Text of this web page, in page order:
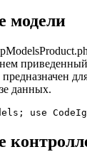
модели
данных.